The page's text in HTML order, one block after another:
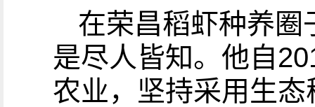
在荣昌稻虾种养圈
是尽人皆知。他自
农业，坚持采用生